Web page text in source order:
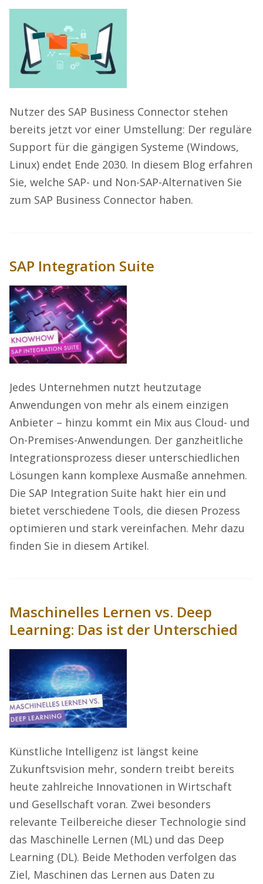
Nutzer des SAP Business Connector stehen
bereits jetzt vor einer Umstellung: Der reguläre
Support für die gängigen Systeme (Windows,
Linux) endet Ende 2030. In diesem Blog erfahren
Sie, welche SAP- und Non-SAP-Alternativen Sie
zum SAP Business Connector haben.
SAP Integration Suite
Jedes Unternehmen nutzt heutzutage
Anwendungen von mehr als einem einzigen
Anbieter – hinzu kommt ein Mix aus Cloud- und
On-Premises-Anwendungen. Der ganzheitliche
Integrationsprozess dieser unterschiedlichen
Lösungen kann komplexe Ausmaße annehmen.
Die SAP Integration Suite hakt hier ein und
bietet verschiedene Tools, die diesen Prozess
optimieren und stark vereinfachen. Mehr dazu
finden Sie in diesem Artikel.
Maschinelles Lernen vs. Deep
Learning: Das ist der Unterschied
Künstliche Intelligenz ist längst keine
Zukunftsvision mehr, sondern treibt bereits
heute zahlreiche Innovationen in Wirtschaft
und Gesellschaft voran. Zwei besonders
relevante Teilbereiche dieser Technologie sind
das Maschinelle Lernen (ML) und das Deep
Learning (DL). Beide Methoden verfolgen das
Ziel, Maschinen das Lernen aus Daten zu